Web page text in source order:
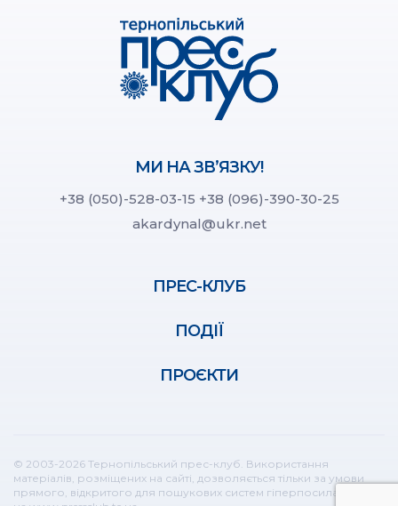
МИ НА ЗВ’ЯЗКУ!
+38 (050)-528-03-15 +38 (096)-390-30-25
akardynal@ukr.net
ПРЕС-КЛУБ
ПОДІЇ
ПРОЄКТИ
© 2003-2026 Тернопільський прес-клуб. Використання
матеріалів, розміщених на сайті, дозволяється тільки за умови
прямого, відкритого для пошукових систем гіперпосилання